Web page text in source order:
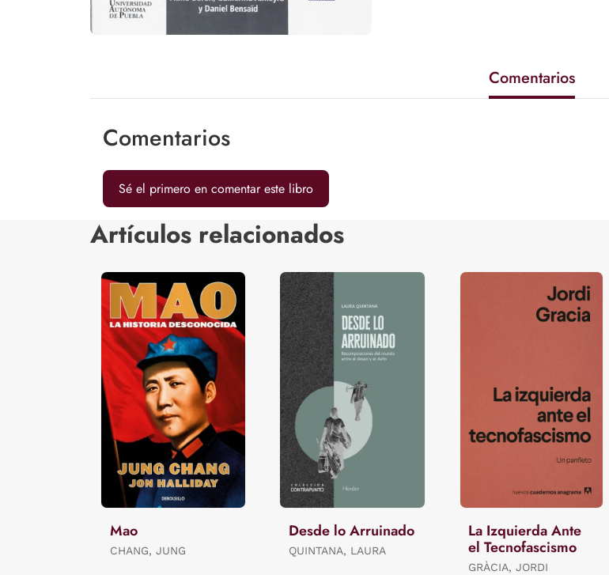
Comentarios
Comentarios
Sé el primero en comentar este libro
Artículos relacionados
Mao
CHANG, JUNG
Desde lo Arruinado
QUINTANA, LAURA
La Izquierda Ante
el Tecnofascismo
GRÀCIA, JORDI